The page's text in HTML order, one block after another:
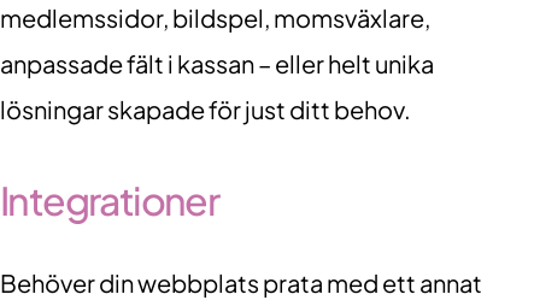
medlemssidor, bildspel, momsväxlare,
anpassade fält i kassan – eller helt unika
lösningar skapade för just ditt behov.
Integrationer
Behöver din webbplats prata med ett annat